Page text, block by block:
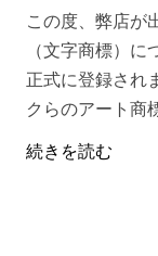
ワシリ
ー
パウル
バウハ
宗教画
寓意画
風俗画
ロシア
ポーラ
スペイン
躍動的
ぼんや
不思議な
色から
モノク
カラフ
淡色
この度、弊店が
（文字商標）
正式に登録され
クらのアート商
続きを読む